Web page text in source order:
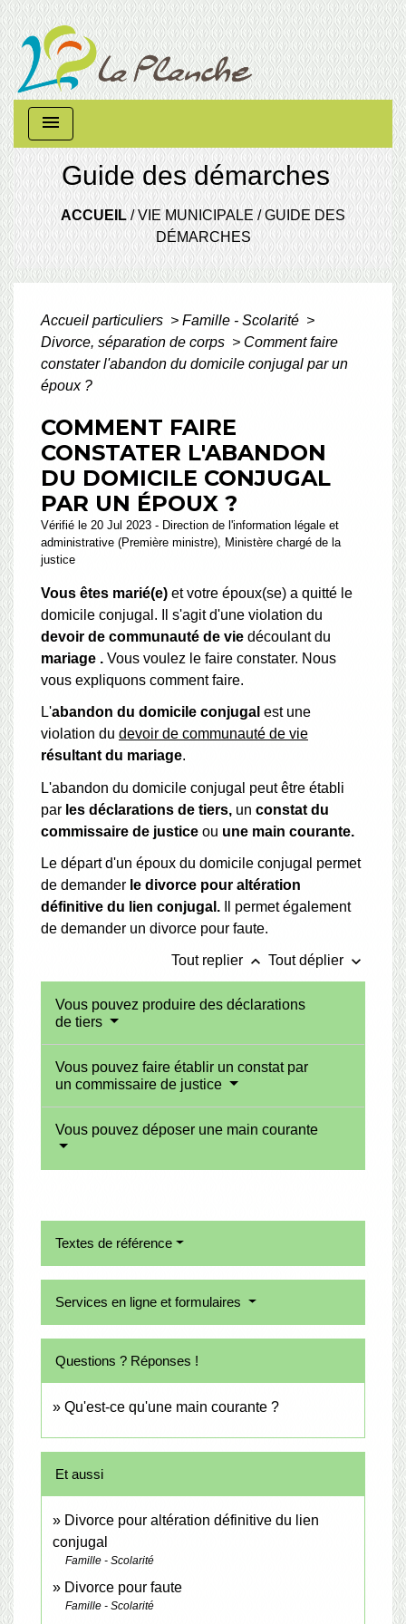
menu
Guide des démarches
ACCUEIL/VIE MUNICIPALE/GUIDE DES
DÉMARCHES
Accueil particuliers > Famille - Scolarité >
Divorce, séparation de corps > Comment faire
constater l'abandon du domicile conjugal par un
époux ?
COMMENT FAIRE
CONSTATER L'ABANDON
DU DOMICILE CONJUGAL
PAR UN ÉPOUX ?
Vérifié le 20 Jul 2023 - Direction de l'information légale et
administrative (Première ministre), Ministère chargé de la
justice
Vous êtes marié(e) et votre époux(se) a quitté le
domicile conjugal. Il s'agit d'une violation du
devoir de communauté de vie découlant du
mariage . Vous voulez le faire constater. Nous
vous expliquons comment faire.
L'abandon du domicile conjugal est une
violation du devoir de communauté de vie
résultant du mariage.
L'abandon du domicile conjugal peut être établi
par les déclarations de tiers, un constat du
commissaire de justice ou une main courante.
Le départ d'un époux du domicile conjugal permet
de demander le divorce pour altération
définitive du lien conjugal. Il permet également
de demander un divorce pour faute.
Tout replier keyboard_arrow_up Tout déplier keyboard_arrow_down
Vous pouvez produire des déclarations
de tiers
Vous pouvez faire établir un constat par
un commissaire de justice
Vous pouvez déposer une main courante
Textes de référence
Services en ligne et formulaires
Questions ? Réponses !
Qu'est-ce qu'une main courante ?
Et aussi
Divorce pour altération définitive du lien
conjugal
Famille - Scolarité
Divorce pour faute
Famille - Scolarité